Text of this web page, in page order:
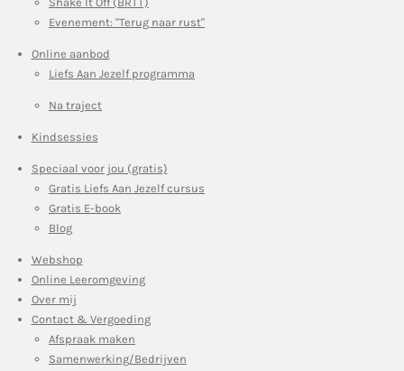
Evenement: "Terug naar rust"
Online aanbod
Liefs Aan Jezelf programma
Na traject
Kindsessies
Speciaal voor jou (gratis)
Gratis Liefs Aan Jezelf cursus
Gratis E-book
Blog
Webshop
Online Leeromgeving
Over mij
Contact & Vergoeding
Afspraak maken
Samenwerking/Bedrijven